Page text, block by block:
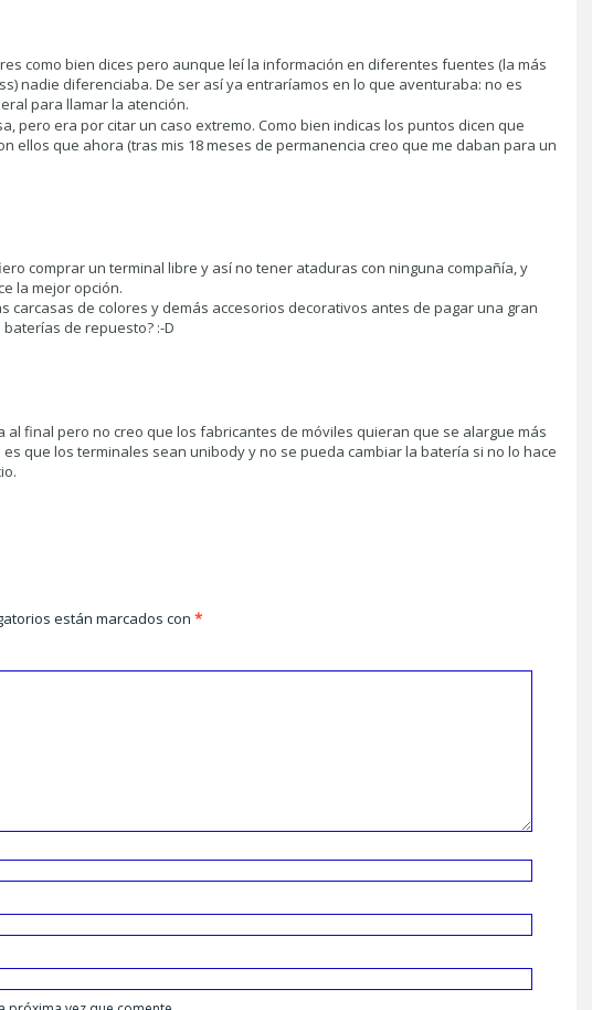
como bien dices pero aunque leí la información en diferentes fuentes (la más
nadie diferenciaba. De ser así ya entraríamos en lo que aventuraba: no es
para llamar la atención.
pero era por citar un caso extremo. Como bien indicas los puntos dicen que
ellos que ahora (tras mis 18 meses de permanencia creo que me daban para un
comprar un terminal libre y así no tener ataduras con ninguna compañía, y
la mejor opción.
carcasas de colores y demás accesorios decorativos antes de pagar una gran
de repuesto? :-D
al final pero no creo que los fabricantes de móviles quieran que se alargue más
que los terminales sean unibody y no se pueda cambiar la batería si no lo hace
están marcados con*